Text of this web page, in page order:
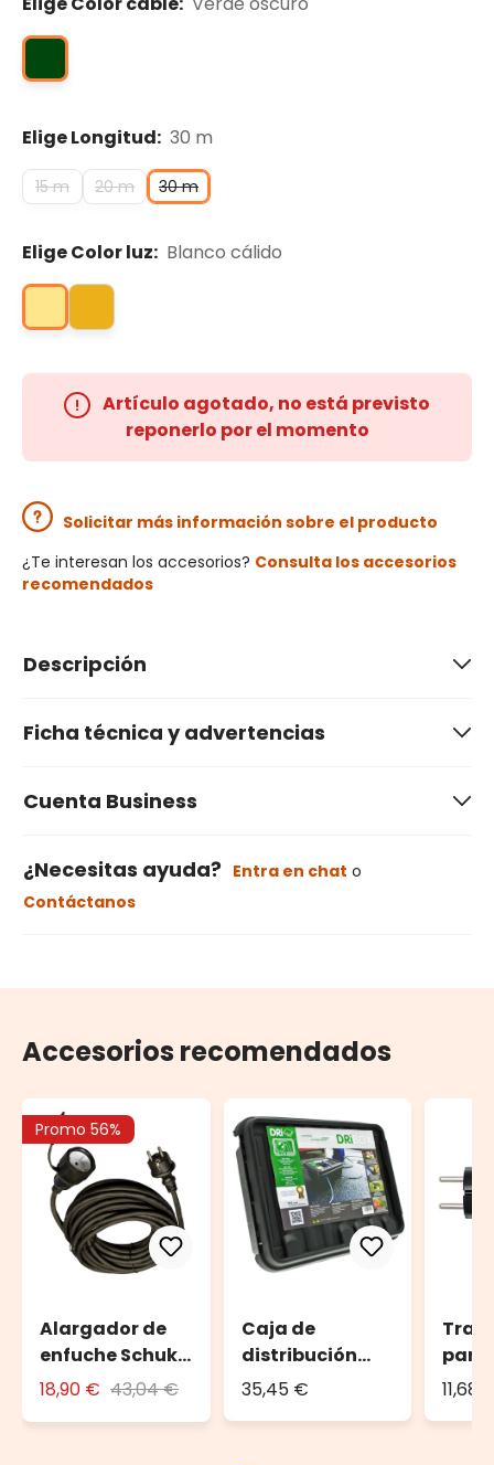
Elige Longitud: 30 m
15 m 20 m 30 m
Elige Color luz: Blanco cálido
Artículo agotado, no está previsto
reponerlo por el momento
Solicitar más información sobre el producto
¿Te interesan los accesorios? Consulta los accesorios
recomendados
Descripción
Ficha técnica y advertencias
Cuenta Business
¿Necesitas ayuda? Entra en chat o
Contáctanos
Accesorios recomendados
Promo 56%
Alargador de
enfuche Schuko
10 m
18,90 € 43,04 €
Caja de
distribución
DRiBOX
35,45 €
para
11,68